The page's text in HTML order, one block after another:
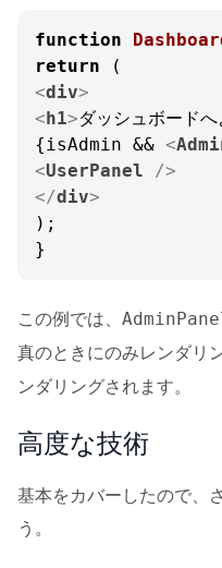
function
return
<div>
<h1>ダッシュボード
{isAdmin && <
<UserPanel />
</div>
);
}
この例では、
真のときにのみレンダリ
ンダリングされます。
高度な技術
基本をカバーしたので、
う。